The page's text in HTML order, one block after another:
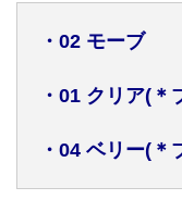
・ 02 モーブ
・ 01 クリア( ＊
・ 04 ベリー( ＊